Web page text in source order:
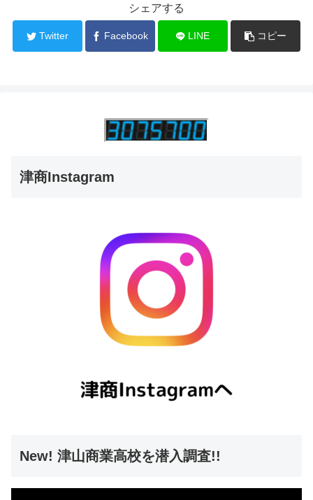
シェアする
Twitter Facebook LINE コピー
津商Instagram
New! 津山商業高校を潜入調査!!